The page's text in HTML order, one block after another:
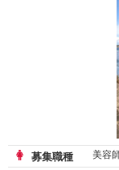
募集職種 美容